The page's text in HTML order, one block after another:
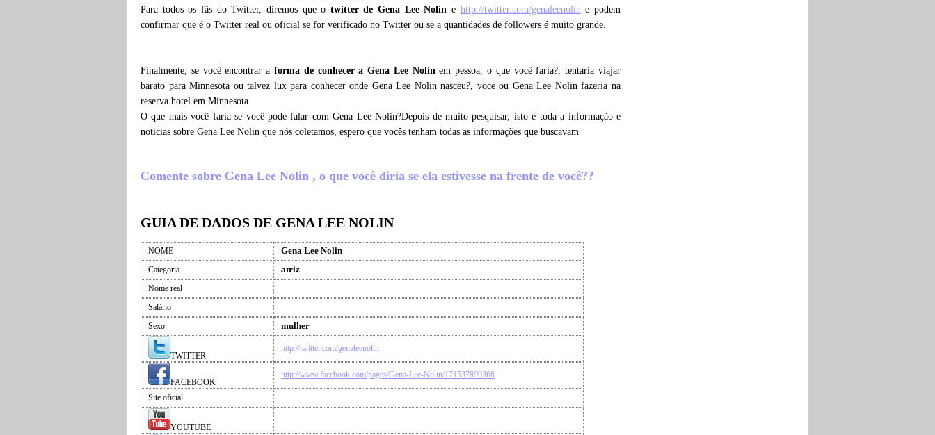
Para todos os fãs do Twitter, diremos que o twitter de Gena Lee Nolin e http://twitter.com/genaleenoline podem
confirmar que é o Twitter real ou oficial se for verificado no Twitter ou se a quantidades de followers é muito grande.
Finalmente, se você encontrar a forma de conhecer a Gena Lee Nolinem pessoa, o que você faria?, tentaria viajar
barato para Minnesota ou talvez lux para conhecer onde Gena Lee Nolin nasceu?, voce ou Gena Lee Nolin fazeria na
reserva hotel em Minnesota
O que mais você faria se você pode falar com Gena Lee Nolin?Depois de muito pesquisar, isto é toda a informação e
noticias sobre Gena Lee Nolin que nós coletamos, espero que vocês tenham todas as informações que buscavam
Comente sobre Gena Lee Nolin , o que você diria se ela estivesse na frente de você??
GUIA DE DADOS DE GENA LEE NOLIN
NOME Gena Lee Nolin
Categoria atriz
Nome real
Salário
Sexo
mulher
TWITTER
http://twitter.com/genaleenolin
FACEBOOK
http://www.facebook.com/pages/Gena-Lee-Nolin/171537890368
Site oficial
YOUTUBE